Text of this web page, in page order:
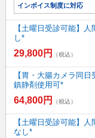
インボイス制度に対応
【土曜日受診可能】
し*
29,800円 （税込）
【胃・大腸カメラ同
鎮静剤使用可*
64,800円 （税込）
【土曜日受診可能】
なし*